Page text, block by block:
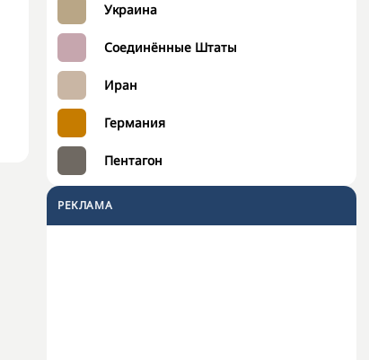
Украина
Соединённые Штаты
Иран
Германия
Пентагон
РЕКЛАМА